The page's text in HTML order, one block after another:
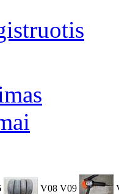
V08 V09